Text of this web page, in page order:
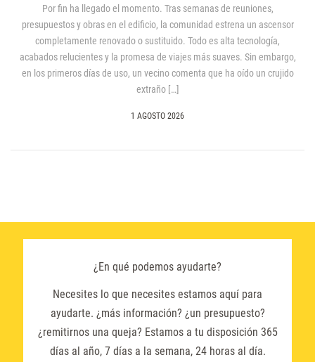
Por fin ha llegado el momento. Tras semanas de reuniones,
presupuestos y obras en el edificio, la comunidad estrena un ascensor
completamente renovado o sustituido. Todo es alta tecnología,
acabados relucientes y la promesa de viajes más suaves. Sin embargo,
en los primeros días de uso, un vecino comenta que ha oído un crujido
extraño […]
1 AGOSTO 2026
¿En qué podemos ayudarte?
Necesites lo que necesites estamos aquí para
ayudarte. ¿más información? ¿un presupuesto?
¿remitirnos una queja? Estamos a tu disposición 365
días al año, 7 días a la semana, 24 horas al día.